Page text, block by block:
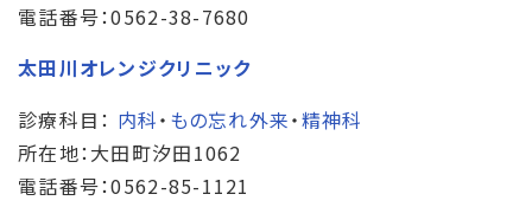
電話番号：0562-38-7680
太田川オレンジクリニック
診療科目： 内科・ もの忘れ外来・精神科
所在地：大田町汐田1062
電話番号：0562-85-1121